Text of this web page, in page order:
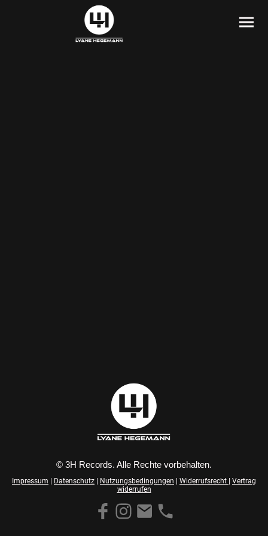
© 3H Records. Alle Rechte vorbehalten.
Impressum | Datenschutz | Nutzungsbedingungen | Widerrufsrecht | Vertrag
widerrufen